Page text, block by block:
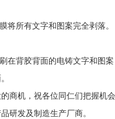
将所有文字和图案完全剥落。
在背胶背面的电铸文字和图
商机，祝各位同仁们把握机会
研发及制造生产厂商。